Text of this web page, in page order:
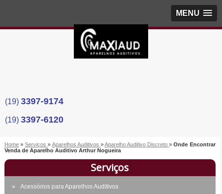
MENU
(19) 3397-9174
(19) 3397-6120
Home »Serviços» Aparelhos Auditivos »Aparelho Auditivo Discreto»Onde Encontrar
Venda de Aparelho Auditivo Arthur Nogueira
Serviços
Acessórios para Aparelhos Auditivos